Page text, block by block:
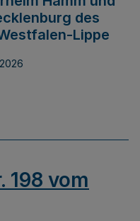
des
Lippe
198 vom